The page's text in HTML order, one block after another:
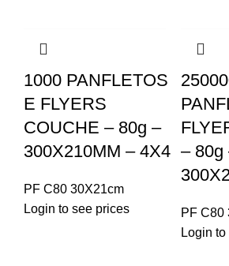
1000 PANFLETOS
E FLYERS
COUCHE – 80g –
300X210MM – 4X4
PF C80 30X21cm
Login to see prices
– 80g
PF C80
Login